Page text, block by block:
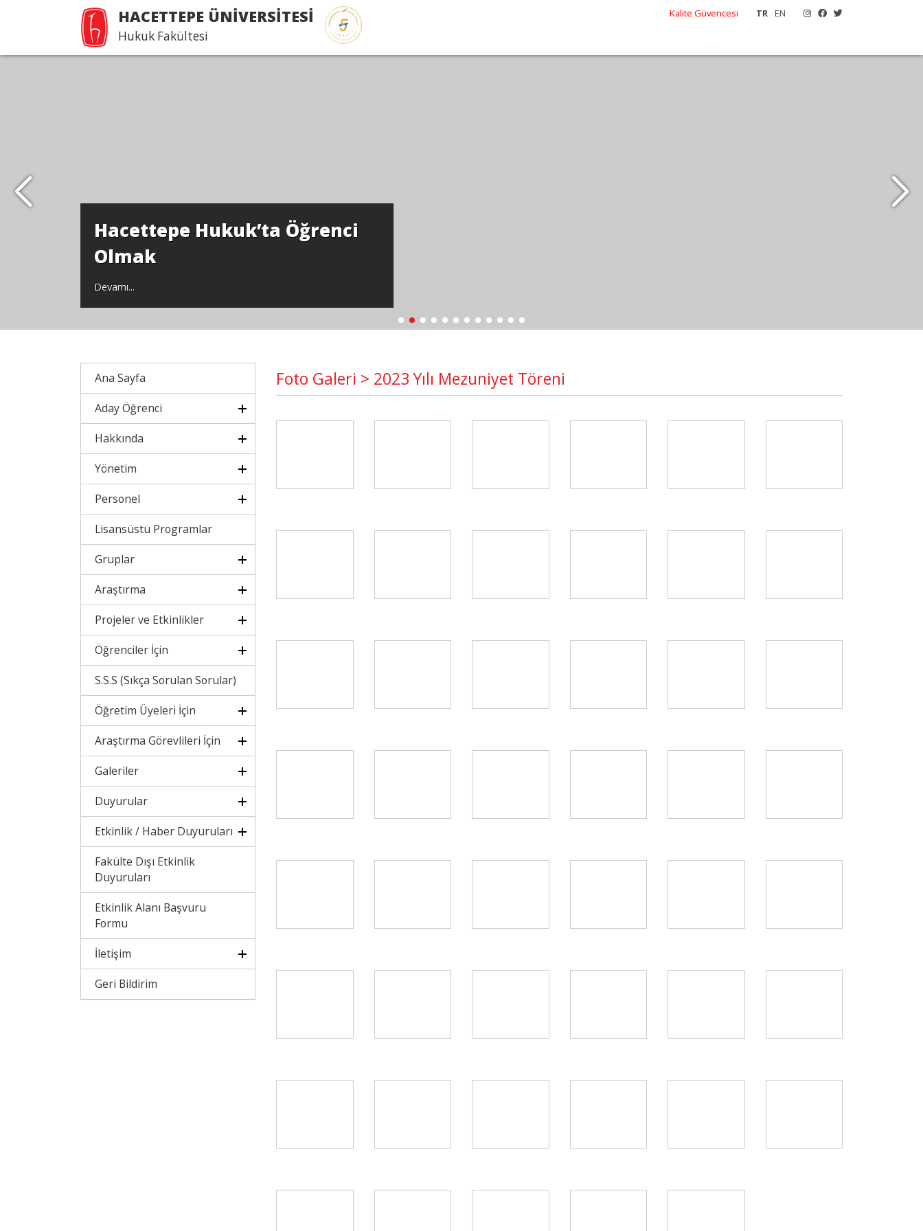
HACETTEPE ÜNİVERSİTESİ
Hukuk Fakültesi
TR EN
Kalite Güvencesi
Hacettepe Hukuk’ta Öğrenci
Olmak
Devamı...
Ana Sayfa
Aday Öğrenci
Hakkında
Yönetim
Personel
Lisansüstü Programlar
Gruplar
Araştırma
Projeler ve Etkinlikler
Öğrenciler İçin
S.S.S (Sıkça Sorulan Sorular)
Öğretim Üyeleri İçin
Araştırma Görevlileri İçin
Galeriler
Duyurular
Etkinlik / Haber Duyuruları
Fakülte Dışı Etkinlik
Duyuruları
Etkinlik Alanı Başvuru
Formu
İletişim
Geri Bildirim
Foto Galeri > 2023 Yılı Mezuniyet Töreni